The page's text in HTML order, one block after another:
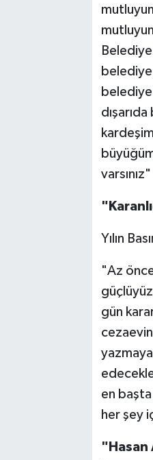
belediye
Yılın
"Az
gün
en
her şey
"Hasan